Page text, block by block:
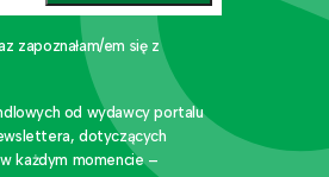
zapoznałam/em się z
od wydawcy portalu
dotyczących
każdym momencie –